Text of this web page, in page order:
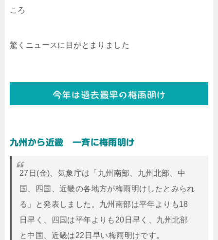
ころ
驚くニュースに目がとまりました
今年は過去最早の梅雨明け
九州から近畿 一斉に梅雨明け
27日(金)、気象庁は「九州南部、九州北部、中
国、四国、近畿の各地方が梅雨明けしたとみられ
る」と発表しました。九州南部は平年よりも18
日早く、四国は平年よりも20日早く、九州北部
と中国、近畿は22日早い梅雨明けです。